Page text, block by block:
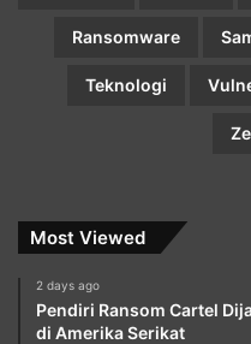
Ransomware
Teknologi
Most Viewed
2 days ago
Pendiri Ransom Cartel
di Amerika Serikat